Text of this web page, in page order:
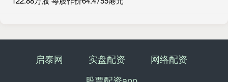
启泰网 实盘配资
网络配资